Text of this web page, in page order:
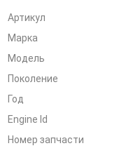
Артикул
Марка
Модель
Поколение
Год
Engine Id
Номер запчасти